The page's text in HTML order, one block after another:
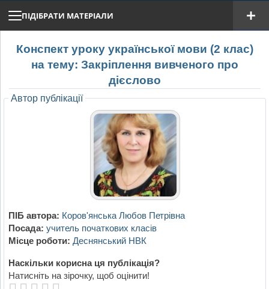
ПІДІБРАТИ МАТЕРІАЛИ
Конспект уроку української мови (2 клас)
на тему: Закріплення вивченого про
дієслово
Автор публікації
ПІБ автора: Коров'янська Любов Петрівна
Посада: учитель початкових класів
Місце роботи: Деснянський НВК
Наскільки корисна ця публікація?
Натисніть на зірочку, щоб оцінити!